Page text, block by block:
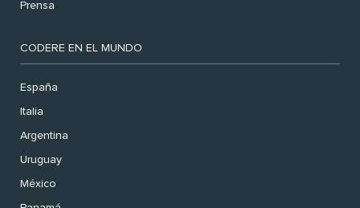
Prensa
CODERE EN EL MUNDO
España
Italia
Argentina
Uruguay
México